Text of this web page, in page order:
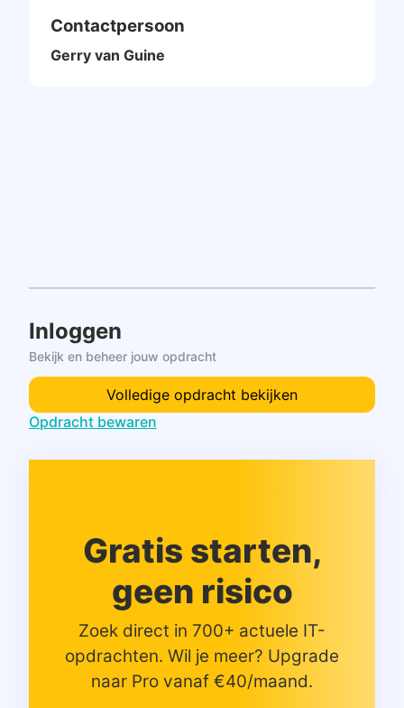
Contactpersoon
Gerry van Guine
Inloggen
Bekijk en beheer jouw opdracht
Volledige opdracht bekijken
Opdracht bewaren
Gratis starten,
geen risico
Zoek direct in 700+ actuele IT-
opdrachten. Wil je meer? Upgrade
naar Pro vanaf €40/maand.